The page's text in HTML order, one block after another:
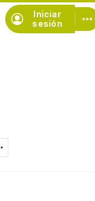
Iniciar
sesión